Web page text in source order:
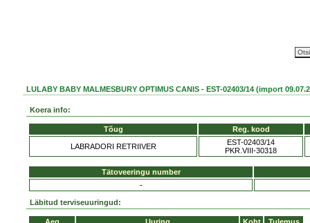
LULABY BABY MALMESBURY OPTIMUS CANIS - EST-02403/14 (import
Koera info:
Tõug Reg. kood
LABRADORI RETRIIVER
EST-02403/14
PKR.VIII-30318
Tätoveeringu number
-
Läbitud terviseuuringud: